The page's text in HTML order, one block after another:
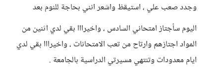
وجدد صعب علي ، استيقظ واشعر انني بحاجة للنوم بعد
اليوم سأجتاز امتحاني السادس ، واخيرااا بقي لدي اثنين من
المواد اجتازهم وارتاح من تعب الامتحانات ، واخيرااا بقي لدي
ايام معدودات وتنتهي مسيرتي الدراسية بالجامعة .